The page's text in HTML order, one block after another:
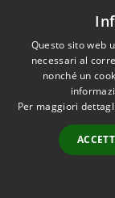
Accessibilité
Confidentialité
Gestion des
Questo sito web
necessari al
nonché un
Per maggiori